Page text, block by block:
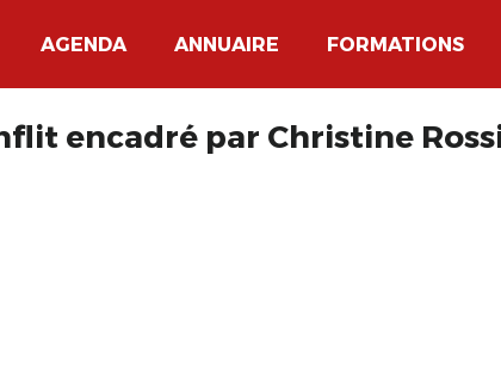
AGENDA ANNUAIRE FORMATIONS
encadré par Christine